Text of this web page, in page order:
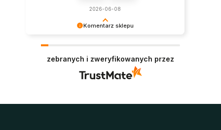
Komentarz sklepu
2026-06-08
zebranych i zweryfikowanych przez